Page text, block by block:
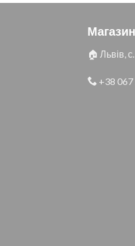
🏠 Львів,
+38